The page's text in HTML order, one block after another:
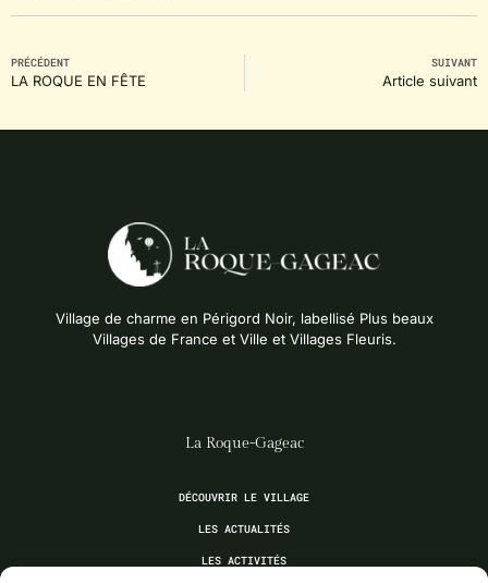
PRÉCÉDENT
LA ROQUE EN FÊTE
SUIVANT
Article suivant
Village de charme en Périgord Noir, labellisé Plus beaux
Villages de France et Ville et Villages Fleuris.
La Roque-Gageac
DÉCOUVRIR LE VILLAGE
LES ACTUALITÉS
LES ACTIVITÉS